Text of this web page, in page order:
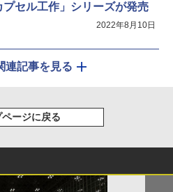
プセル工作」シリーズが発売
2022年8月10日
連記事を見る
ページに戻る